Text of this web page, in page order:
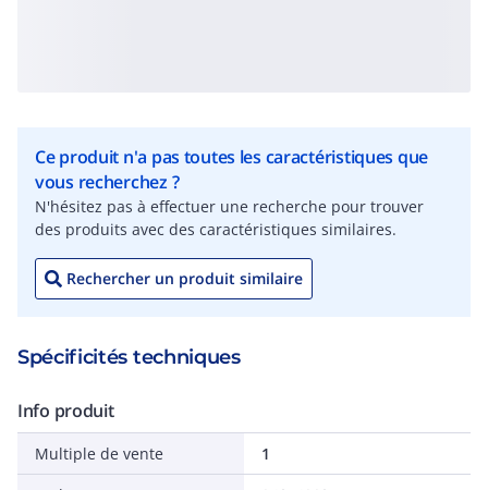
Ce produit n'a pas toutes les caractéristiques que
vous recherchez ?
N'hésitez pas à effectuer une recherche pour trouver
des produits avec des caractéristiques similaires.
Rechercher un produit similaire
Spécificités techniques
Info produit
Multiple de vente
1